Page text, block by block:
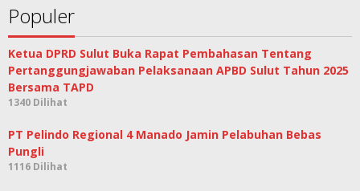
Populer
Ketua DPRD Sulut Buka Rapat Pembahasan Tentang
Pertanggungjawaban Pelaksanaan APBD Sulut Tahun 2025
Bersama TAPD
1340 Dilihat
PT Pelindo Regional 4 Manado Jamin Pelabuhan Bebas
Pungli
1116 Dilihat